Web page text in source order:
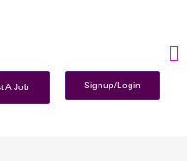
A Job Signup/Login